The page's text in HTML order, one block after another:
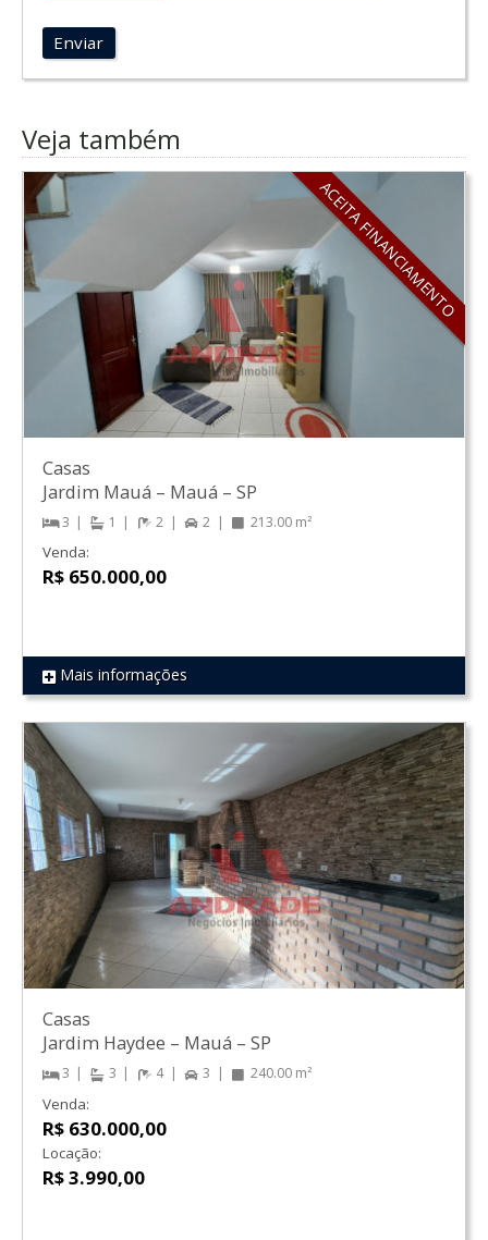
Enviar
Veja também
ACEITA FINANCIAMENTO
REF 435
Casas
Jardim Mauá – Mauá – SP
3 1 2 2 213.00 m²
Venda:
R$ 650.000,00
Mais informações
Casas
Jardim Haydee – Mauá – SP
3 3 4 3 240.00 m²
Venda:
R$ 630.000,00
Locação:
R$ 3.990,00